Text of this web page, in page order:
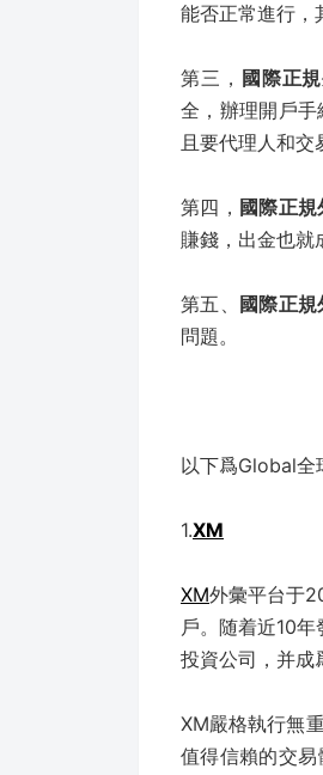
能否正常進行，
第三， 國際正
全，辦理開戶
且要代理人和
第四， 國際正
賺錢，出金也就
第五、
國際正
問題。
以下爲Global全
1.XM
XM外彙平台于
戶。随着近10
投資公司，并成
XM嚴格執行無
值得信賴的交